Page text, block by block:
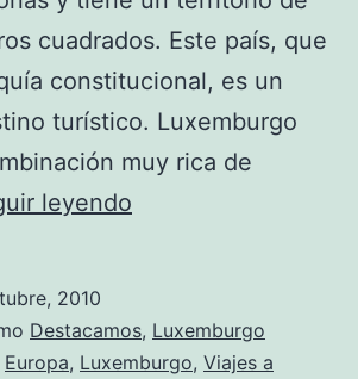
cuadrados. Este país, que
constitucional, es un
turístico. Luxemburgo
muy rica de
leyendo
2010
Destacamos, Luxemburgo
Europa, Luxemburgo, Viajes a